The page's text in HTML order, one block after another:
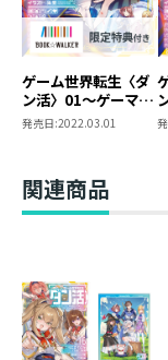
ニシキギ・カエデ
自然大好き人間
アニメ化が決まっ
アニメ化が成功
そんなことを夢
ゲーム世界転生〈ダ
ン活〉01～ゲーマー
は【ダンジョン就活
のススメ】を〈はじ
【BOOK☆WALKER
限定書き下ろしSS＆
発売日:2022.03.01
関連商品